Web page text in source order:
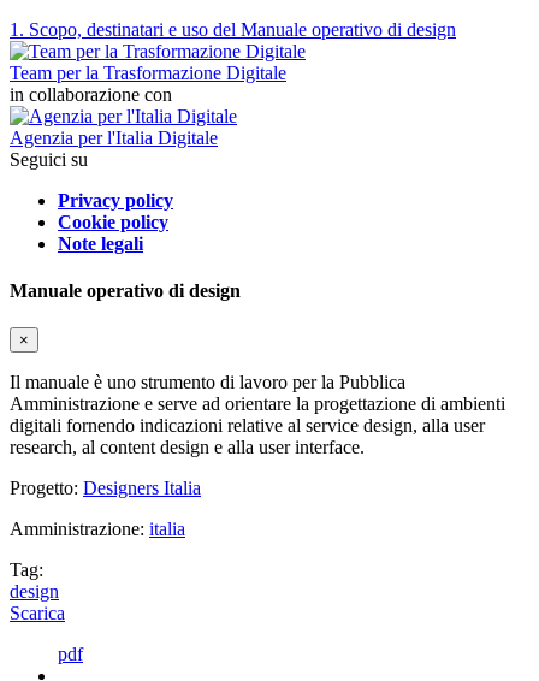
1. Scopo, destinatari e uso del Manuale operativo di design
Team per la Trasformazione Digitale
in collaborazione con
Agenzia per l'Italia Digitale
Seguici su
Privacy policy
Cookie policy
Note legali
Manuale operativo di design
×
Il manuale è uno strumento di lavoro per la Pubblica
Amministrazione e serve ad orientare la progettazione di ambienti
digitali fornendo indicazioni relative al service design, alla user
research, al content design e alla user interface.
Progetto: Designers Italia
Amministrazione: italia
Tag:
design
Scarica
pdf